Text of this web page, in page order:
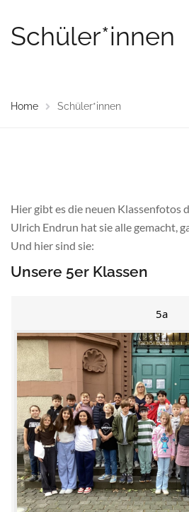
Schüler*innen
Home Schüler*innen
Hier gibt es die neuen Klassenfotos
Ulrich Endrun hat sie alle gemacht,
Und hier sind sie:
Unsere 5er Klassen
5a